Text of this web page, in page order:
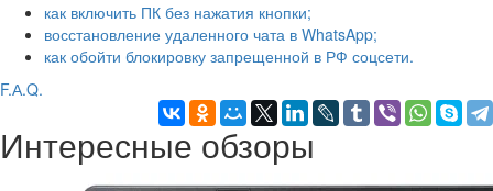
как включить ПК без нажатия кнопки;
восстановление удаленного чата в WhatsApp;
как обойти блокировку запрещенной в РФ соцсети.
F.А.Q.
Интересные обзоры